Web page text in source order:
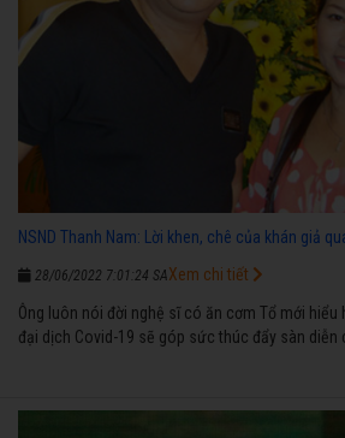
NSND Thanh Nam: Lời khen, chê của khán giả
28/06/2022 7:01:24 SA
Ông luôn nói đời nghệ sĩ có ăn cơm Tổ mới hiểu
đại dịch Covid-19 sẽ góp sức thúc đẩy sàn diễn
Xem chi tiết